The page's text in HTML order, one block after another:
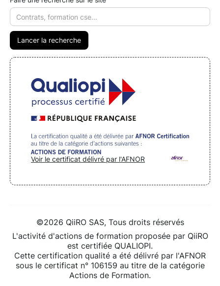
Voir le certificat délivré par l'AFNOR
©2026 QiiRO SAS, Tous droits réservés
L'activité d'actions de formation proposée par QiiRO
est certifiée QUALIOPI.
Cette certification qualité a été délivré par l'AFNOR
sous le certificat n° 106159 au titre de la catégorie
Actions de Formation.